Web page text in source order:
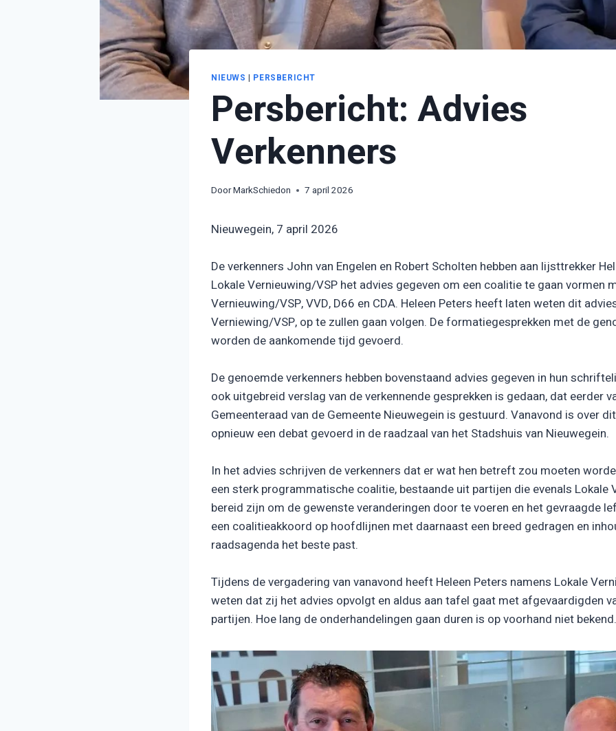
NIEUWS | PERSBERICHT
Persbericht: Advies
Verkenners
DoorMarkSchiedon 7 april 2026
Nieuwegein, 7 april 2026
De verkenners John van Engelen en Robert Scholten hebben aan lijsttrekker
Lokale Vernieuwing/VSP het advies gegeven om een coalitie te gaan vormen
Vernieuwing/VSP, VVD, D66 en CDA. Heleen Peters heeft laten weten dit
Verniewing/VSP, op te zullen gaan volgen. De formatiegesprekken met de
worden de aankomende tijd gevoerd.
De genoemde verkenners hebben bovenstaand advies gegeven in hun
ook uitgebreid verslag van de verkennende gesprekken is gedaan, dat eerder
Gemeenteraad van de Gemeente Nieuwegein is gestuurd. Vanavond is over
opnieuw een debat gevoerd in de raadzaal van het Stadshuis van Nieuwegein.
In het advies schrijven de verkenners dat er wat hen betreft zou moeten
een sterk programmatische coalitie, bestaande uit partijen die evenals Lokale
bereid zijn om de gewenste veranderingen door te voeren en het gevraagde
een coalitieakkoord op hoofdlijnen met daarnaast een breed gedragen en
raadsagenda het beste past.
Tijdens de vergadering van vanavond heeft Heleen Peters namens Lokale
weten dat zij het advies opvolgt en aldus aan tafel gaat met afgevaardigden
partijen. Hoe lang de onderhandelingen gaan duren is op voorhand niet bekend.